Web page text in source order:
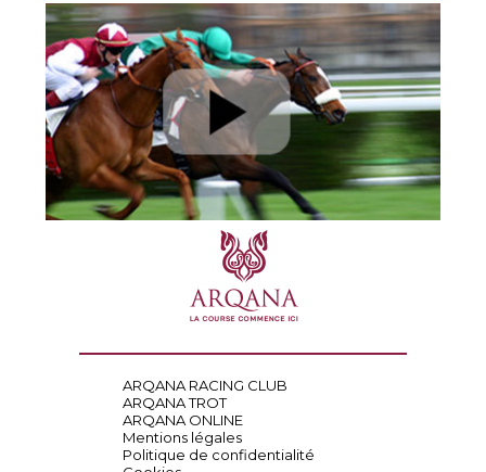
ARQANA RACING CLUB
ARQANA TROT
ARQANA ONLINE
Mentions légales
Politique de confidentialité